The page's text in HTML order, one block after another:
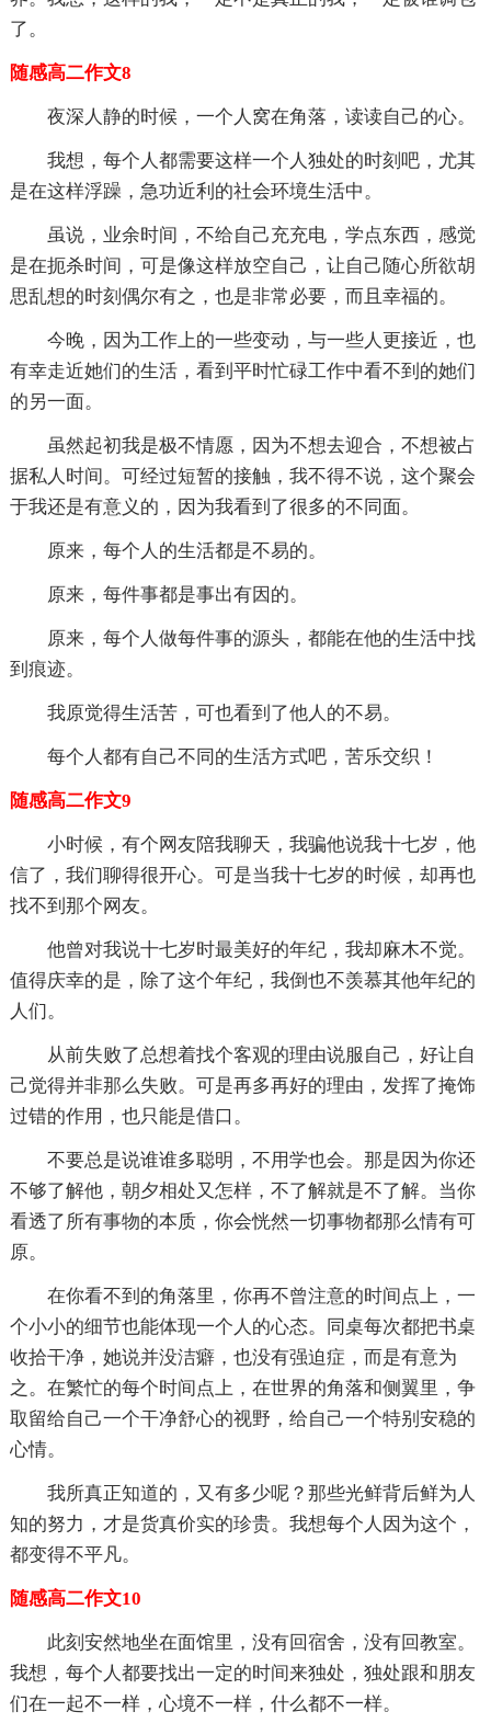
了。
随感高二作文8
夜深人静的时候，一个人窝在角落，读读自己的心。
我想，每个人都需要这样一个人独处的时刻吧，尤其
是在这样浮躁，急功近利的社会环境生活中。
虽说，业余时间，不给自己充充电，学点东西，感觉
是在扼杀时间，可是像这样放空自己，让自己随心所欲胡
思乱想的时刻偶尔有之，也是非常必要，而且幸福的。
今晚，因为工作上的一些变动，与一些人更接近，也
有幸走近她们的生活，看到平时忙碌工作中看不到的她们
的另一面。
虽然起初我是极不情愿，因为不想去迎合，不想被占
据私人时间。可经过短暂的接触，我不得不说，这个聚会
于我还是有意义的，因为我看到了很多的不同面。
原来，每个人的生活都是不易的。
原来，每件事都是事出有因的。
原来，每个人做每件事的源头，都能在他的生活中找
到痕迹。
我原觉得生活苦，可也看到了他人的不易。
每个人都有自己不同的生活方式吧，苦乐交织！
随感高二作文9
小时候，有个网友陪我聊天，我骗他说我十七岁，他
信了，我们聊得很开心。可是当我十七岁的时候，却再也
找不到那个网友。
他曾对我说十七岁时最美好的年纪，我却麻木不觉。
值得庆幸的是，除了这个年纪，我倒也不羡慕其他年纪的
人们。
从前失败了总想着找个客观的理由说服自己，好让自
己觉得并非那么失败。可是再多再好的理由，发挥了掩饰
过错的作用，也只能是借口。
不要总是说谁谁多聪明，不用学也会。那是因为你还
不够了解他，朝夕相处又怎样，不了解就是不了解。当你
看透了所有事物的本质，你会恍然一切事物都那么情有可
原。
在你看不到的角落里，你再不曾注意的时间点上，一
个小小的细节也能体现一个人的心态。同桌每次都把书桌
收拾干净，她说并没洁癖，也没有强迫症，而是有意为
之。在繁忙的每个时间点上，在世界的角落和侧翼里，争
取留给自己一个干净舒心的视野，给自己一个特别安稳的
心情。
我所真正知道的，又有多少呢？那些光鲜背后鲜为人
知的努力，才是货真价实的珍贵。我想每个人因为这个，
都变得不平凡。
随感高二作文10
此刻安然地坐在面馆里，没有回宿舍，没有回教室。
我想，每个人都要找出一定的时间来独处，独处跟和朋友
们在一起不一样，心境不一样，什么都不一样。